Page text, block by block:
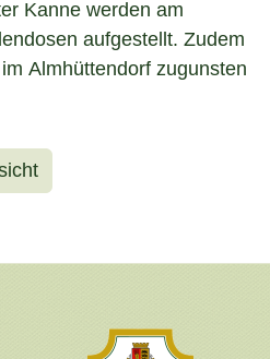
Kanne werden am
aufgestellt. Zudem
Almhüttendorf zugunsten